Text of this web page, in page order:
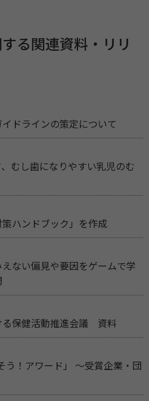
る関連資料・リリ
ドラインの策定について
むし歯になりやすい乳児のむ
策ハンドブック」を作成
えない偏見や要因をゲームで学
る保健活動推進会議 資料
う！アワード」 ～受賞企業・団